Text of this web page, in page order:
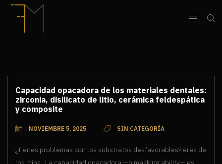
Capacidad opacadora de los materiales dentales:
zirconia, disilicato de litio, cerámica feldespática
y composite
NOVIEMBRE 5, 2025 SIN CATEGORÍA
¿Tienes problemas con los substratos desfavorables? eres de